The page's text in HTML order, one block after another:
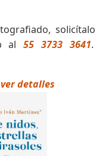
al55 3733 3641
detalles